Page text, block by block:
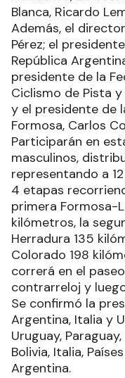
Blanca, Ricardo
Además, el
Pérez; el
República
presidente de la
Ciclismo de Pista y
y el presidente de
Formosa, Carlos
Participarán en
masculinos,
representando a
4 etapas
primera Formosa-
kilómetros, la
Herradura 135
Colorado 198
correrá en el
contrarreloj y
Se confirmó la
Argentina, Italia y
Uruguay,
Bolivia, Italia,
Argentina.